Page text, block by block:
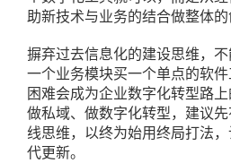
助新技术与业务的结合做整体的
摒弃过去信息化的建设思维，
一个业务模块买一个单点的软
困难会成为企业数字化转型路
做私域、做数字化转型，建议
线思维，以终为始用终局打法
代更新。